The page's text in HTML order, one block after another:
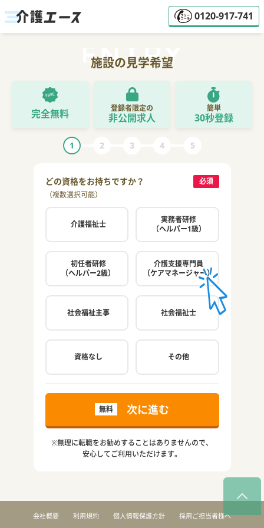
0120-917-741
施設の見学希望
完全無料 登録者限定の
非公開求人
簡単
30秒登録
1 2 3 4 5
どの資格をお持ちですか？
（複数選択可能）
必須
介護福祉士
実務者研修
（ヘルパー1級）
初任者研修
（ヘルパー2級）
介護支援専門員
（ケアマネージャー）
社会福祉主事 社会福祉士
資格なし その他
無料 次に進む
※無理に転職をお勧めすることはありませんので、
安心してご利用いただけます。
会社概要 利用規約 個人情報保護方針 採用ご担当者様へ